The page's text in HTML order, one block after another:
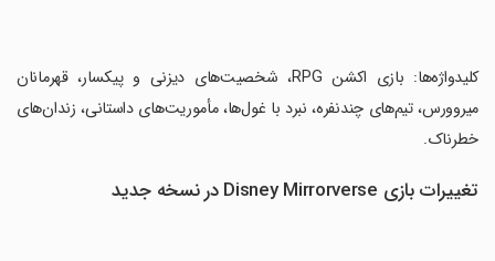
‏کلیدواژه‌ها: بازی اکشن RPG، شخصیت‌های دیزنی و پیکسار، قهرمانان
میروورس، تیم‌های چندنفره، نبرد با غول‌ها، مأموریت‌های داستانی، زندان‌های
خطرناک.
تغییرات بازی Disney Mirrorverse در نسخه جدید